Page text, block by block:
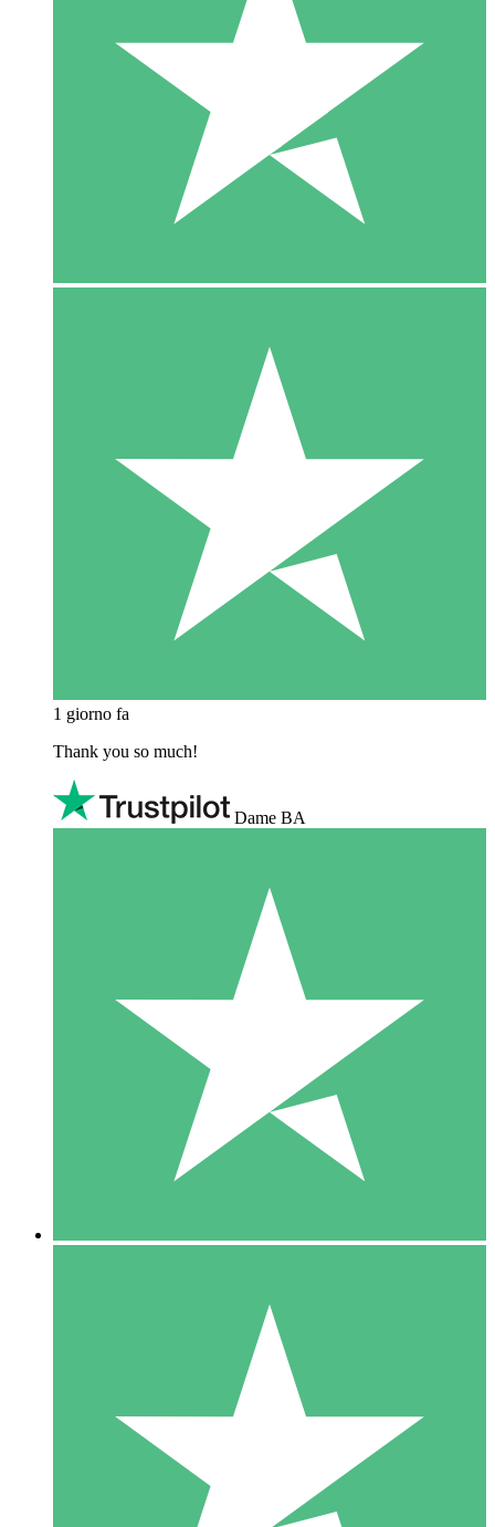
1 giorno fa
Thank you so much!
Dame BA